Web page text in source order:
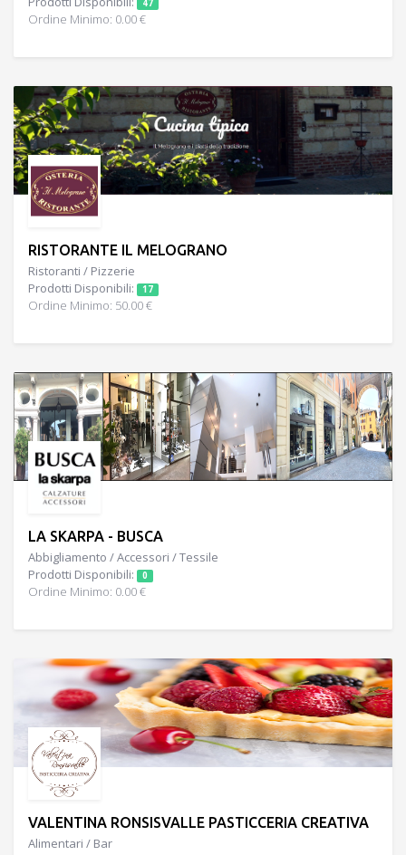
47
Ordine Minimo: 0.00 €
RISTORANTE IL MELOGRANO
Ristoranti / Pizzerie
Prodotti Disponibili:
17
Ordine Minimo: 50.00 €
LA SKARPA - BUSCA
Abbigliamento / Accessori / Tessile
Prodotti Disponibili:
0
Ordine Minimo: 0.00 €
VALENTINA RONSISVALLE PASTICCERIA CREATIVA
Alimentari / Bar